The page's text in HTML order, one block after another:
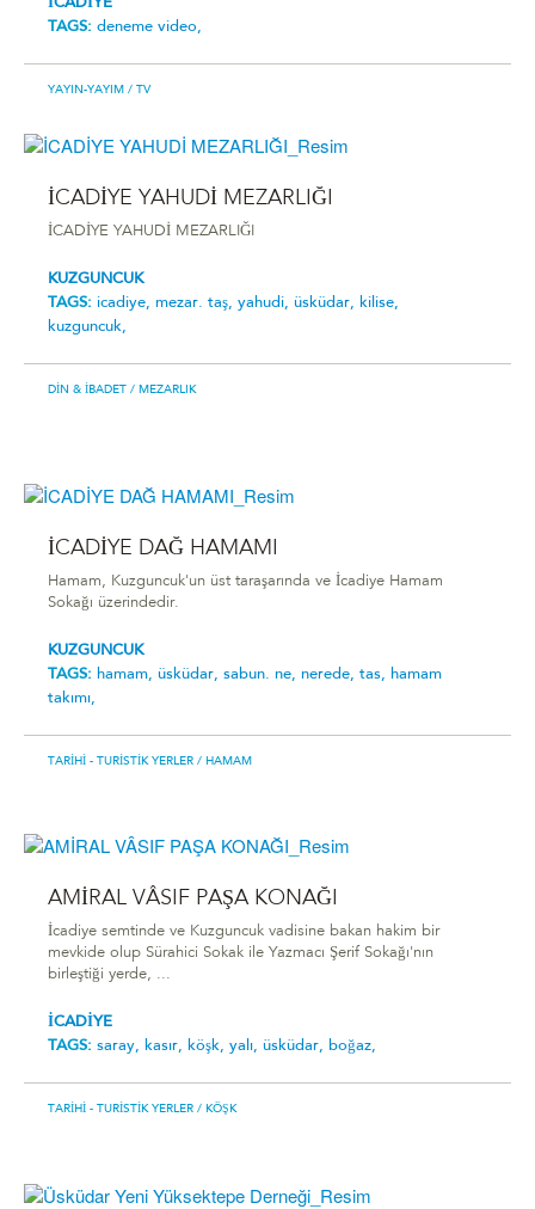
İCADİYE
TAGS: deneme video,
YAYIN-YAYIM / TV
İCADİYE YAHUDİ MEZARLIĞI
İCADİYE YAHUDİ MEZARLIĞI
KUZGUNCUK
TAGS: icadiye, mezar. taş, yahudi, üsküdar, kilise,
kuzguncuk,
DIN & İBADET / MEZARLIK
İCADİYE DAĞ HAMAMI
Hamam, Kuzguncuk'un üst taraşarında ve İcadiye Hamam
Sokağı üzerindedir.
KUZGUNCUK
TAGS: hamam, üsküdar, sabun. ne, nerede, tas, hamam
takımı,
TARIHI - TURISTIK YERLER / HAMAM
AMİRAL VÂSIF PAŞA KONAĞI
İcadiye semtinde ve Kuzguncuk vadisine bakan hakim bir
mevkide olup Sürahici Sokak ile Yazmacı Şerif Sokağı'nın
birleştiği yerde, ...
İCADİYE
TAGS: saray, kasır, köşk, yalı, üsküdar, boğaz,
TARIHI - TURISTIK YERLER / KÖŞK